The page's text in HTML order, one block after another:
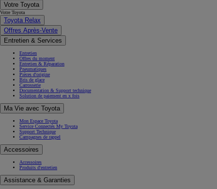
Votre Toyota
Votre Toyota
Toyota Relax
Offres Après-Vente
Entretien & Services
Entretien
Offres du moment
Entretien & Réparation
Pneumatiques
Pièces d'origine
Bris de glace
Carrosserie
Documentation & Support technique
Solution de paiement en x fois
Ma Vie avec Toyota
Mon Espace Toyota
Service Connectés My Toyota
Support Technique
Campagnes de rappel
Accessoires
Accessoires
Produits d'entretien
Assistance & Garanties